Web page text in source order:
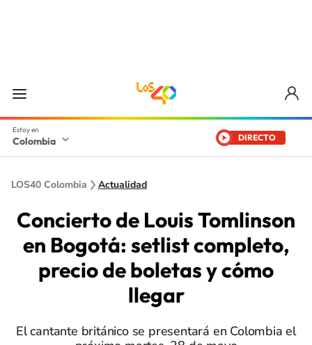
Colombia DIRECTO
LOS40 Colombia Actualidad
Concierto de Louis Tomlinson
en Bogotá: setlist completo,
precio de boletas y cómo
llegar
El cantante británico se presentará en Colombia el